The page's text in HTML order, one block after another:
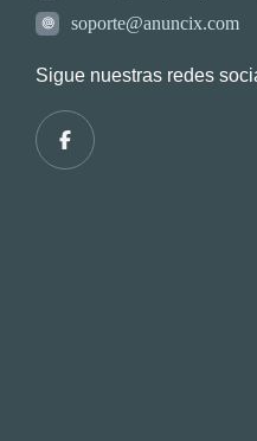
soporte@anuncix.com
Sigue nuestras redes